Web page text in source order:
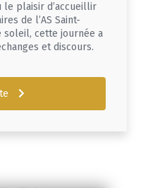
le plaisir d’accueillir
de l’AS Saint-
soleil, cette journée a
et discours.